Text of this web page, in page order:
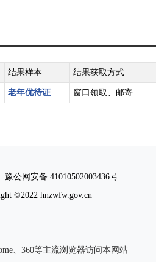
结果样本 结果获取方式
老年优待证 窗口领取、邮寄
豫公网安备 41010502003436号
©2022 hnzwfw.gov.cn
、360等主流浏览器访问本网站